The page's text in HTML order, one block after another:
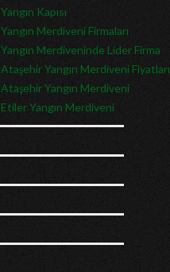
Yangın Kapısı
Yangın Merdiveni Firmaları
Yangın Merdiveninde Lider Firma
Ataşehir Yangın Merdiveni Fiyatları
Ataşehir Yangın Merdiveni
Etiler Yangın Merdiveni